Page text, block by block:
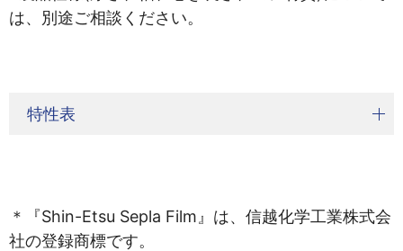
は、別途ご相談ください。
特性表
＊『Shin-Etsu Sepla Film』は、信越化学工業株式会
社の登録商標です。